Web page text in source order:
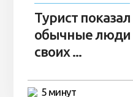
Турист
обычные люди
своих ...
5 минут